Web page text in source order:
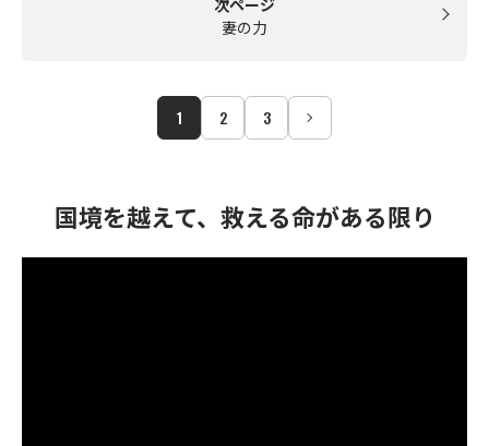
妻の力
1 2 3
国境を越えて、救える命がある限り